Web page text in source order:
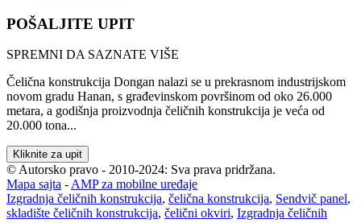
POŠALJITE UPIT
SPREMNI DA SAZNATE VIŠE
Čelična konstrukcija Dongan nalazi se u prekrasnom industrijskom
novom gradu Hanan, s građevinskom površinom od oko 26.000
metara, a godišnja proizvodnja čeličnih konstrukcija je veća od
20.000 tona...
Kliknite za upit
© Autorsko pravo - 2010-2024: Sva prava pridržana.
Mapa sajta -AMP za mobilne uređaje
Izgradnja čeličnih konstrukcija, čelična konstrukcija, Sendvič panel,
skladište čeličnih konstrukcija, čelični okviri, Izgradnja čeličnih